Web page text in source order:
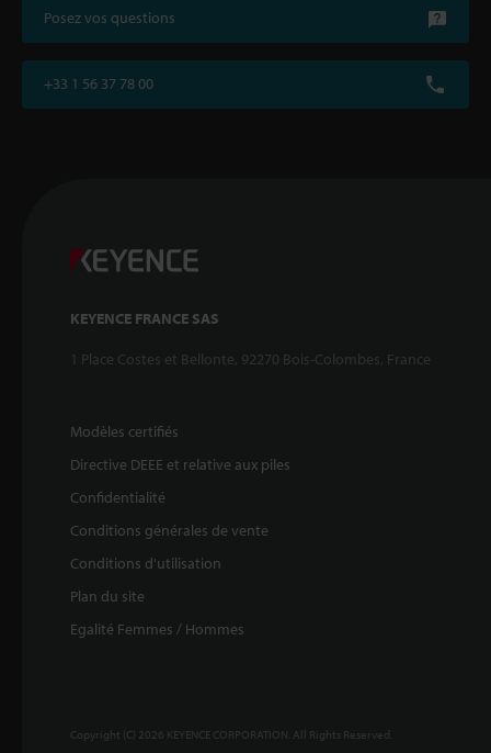
Posez vos questions
+33 1 56 37 78 00
KEYENCE FRANCE SAS
1 Place Costes et Bellonte, 92270 Bois-Colombes, France
Modèles certifiés
Directive DEEE et relative aux piles
Confidentialité
Conditions générales de vente
Conditions d'utilisation
Plan du site
Egalité Femmes / Hommes
Copyright (C) 2026 KEYENCE CORPORATION. All Rights Reserved.